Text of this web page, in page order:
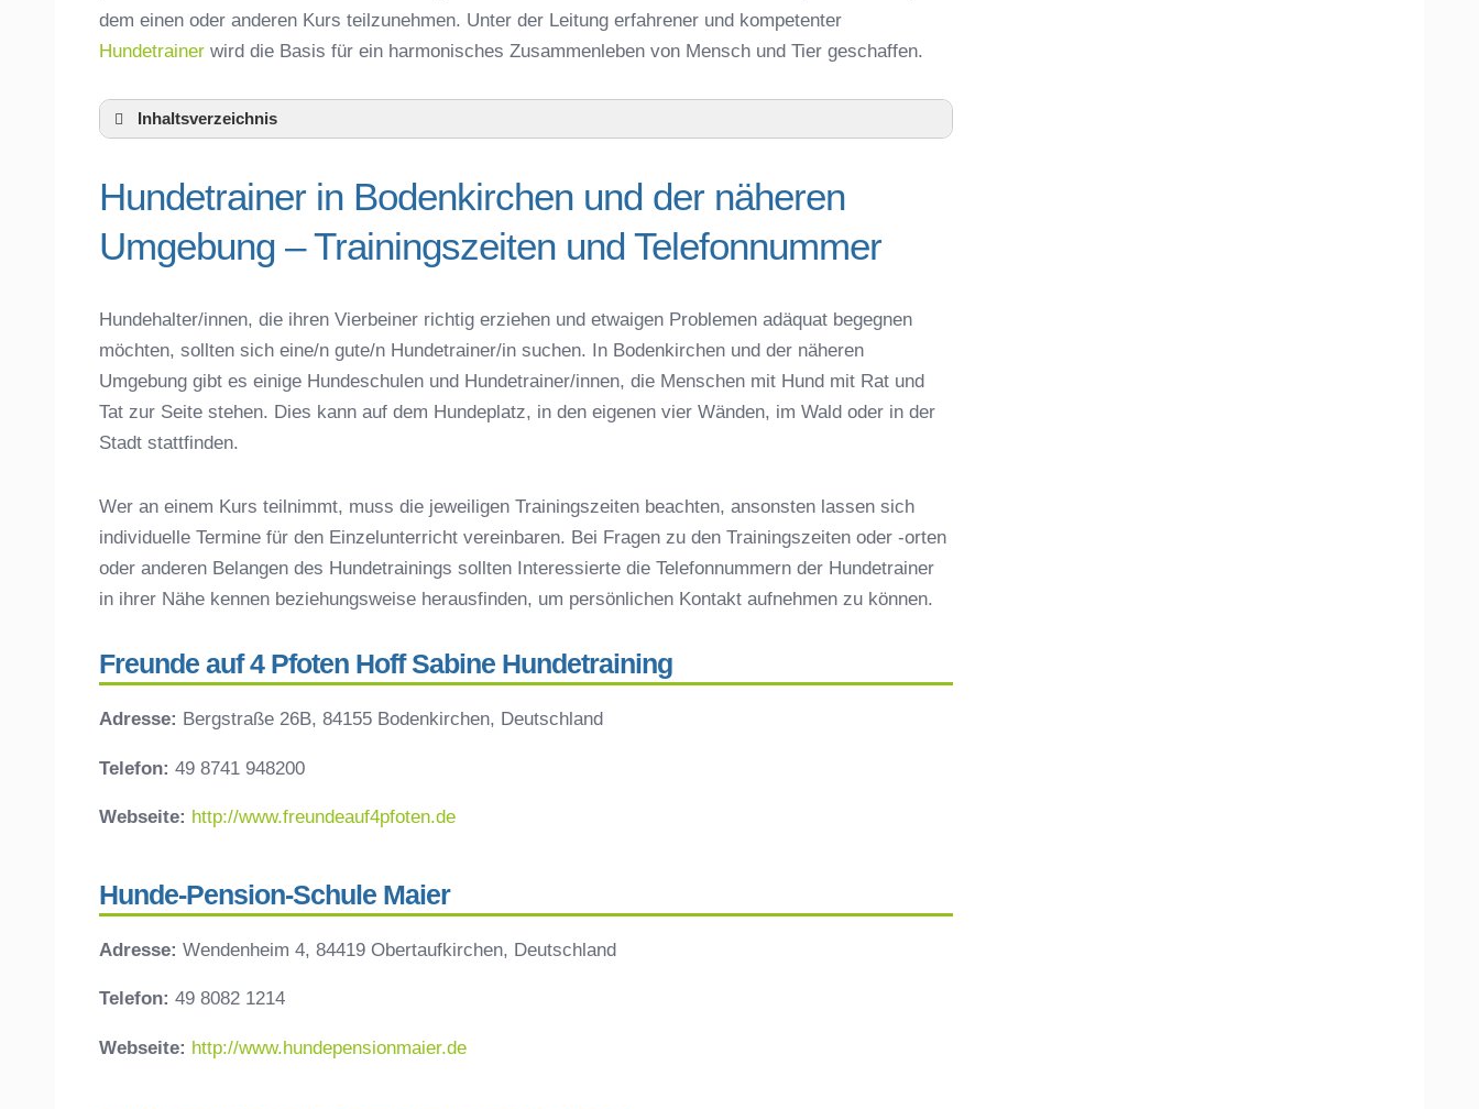
dem einen oder anderen Kurs teilzunehmen. Unter der Leitung erfahrener und kompetenter
Hundetrainer wird die Basis für ein harmonisches Zusammenleben von Mensch und Tier geschaffen.
Inhaltsverzeichnis
Hundetrainer in Bodenkirchen und der näheren Umgebung – Trainingszeiten und
Telefonnummer
Das macht einen guten Hundetrainer aus
Hundeführerschein für die Region Landshut – Online-Test
Hundezubehör für das Training und Hundespielzeug zur Beschäftigung
Preisvergleich der Hundeschulen in Bodenkirchen
So findet man den richtigen Hundetrainer in Bodenkirchen
Hundetrainer in Bodenkirchen und der näheren
Umgebung – Trainingszeiten und Telefonnummer
Hundehalter/innen, die ihren Vierbeiner richtig erziehen und etwaigen Problemen adäquat begegnen
möchten, sollten sich eine/n gute/n Hundetrainer/in suchen. In Bodenkirchen und der näheren
Umgebung gibt es einige Hundeschulen und Hundetrainer/innen, die Menschen mit Hund mit Rat und
Tat zur Seite stehen. Dies kann auf dem Hundeplatz, in den eigenen vier Wänden, im Wald oder in der
Stadt stattfinden.
Wer an einem Kurs teilnimmt, muss die jeweiligen Trainingszeiten beachten, ansonsten lassen sich
individuelle Termine für den Einzelunterricht vereinbaren. Bei Fragen zu den Trainingszeiten oder -orten
oder anderen Belangen des Hundetrainings sollten Interessierte die Telefonnummern der Hundetrainer
in ihrer Nähe kennen beziehungsweise herausfinden, um persönlichen Kontakt aufnehmen zu können.
Freunde auf 4 Pfoten Hoff Sabine Hundetraining
Adresse: Bergstraße 26B, 84155 Bodenkirchen, Deutschland
Telefon: 49 8741 948200
Webseite: http://www.freundeauf4pfoten.de
Hunde-Pension-Schule Maier
Adresse: Wendenheim 4, 84419 Obertaufkirchen, Deutschland
Telefon: 49 8082 1214
Webseite: http://www.hundepensionmaier.de